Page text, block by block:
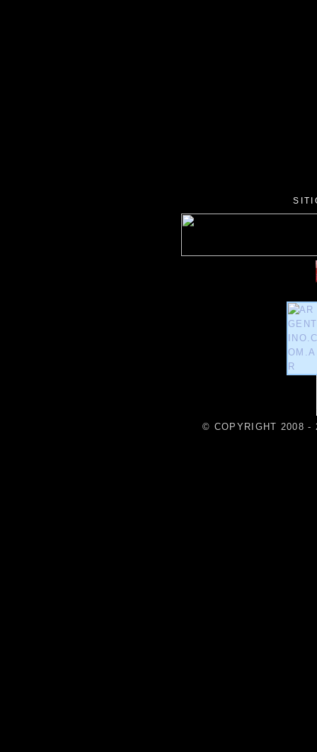
© COPYRIGHT 2008